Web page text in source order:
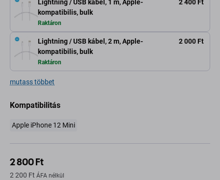
Lightning / USB kábel, 1 m, Apple-
kompatibilis, bulk
2 400 Ft
Raktáron
Lightning / USB kábel, 2 m, Apple-
kompatibilis, bulk
2 000 Ft
Raktáron
mutass többet
Kompatibilitás
Apple iPhone 12 Mini
2 800 Ft
2 200 Ft ÁFA nélkül